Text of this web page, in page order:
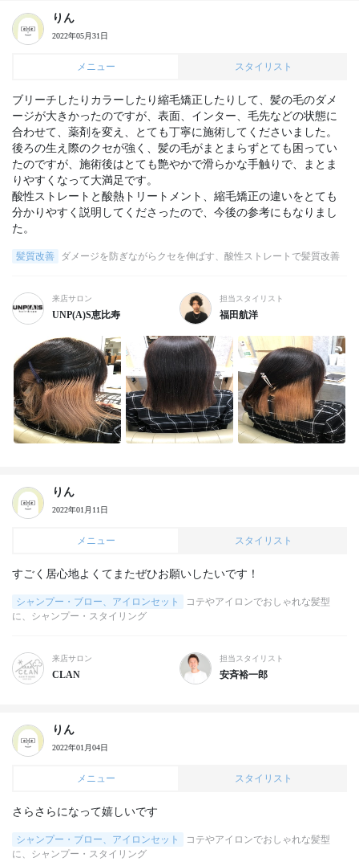
りん
2022年05月31日
メニュー スタイリスト
ブリーチしたりカラーしたり縮毛矯正したりして、髪の毛のダメ
ージが大きかったのですが、表面、インター、毛先などの状態に
合わせて、薬剤を変え、とても丁寧に施術してくださいました。
後ろの生え際のクセが強く、髪の毛がまとまらずとても困ってい
たのですが、施術後はとても艶やかで滑らかな手触りで、まとま
りやすくなって大満足です。
酸性ストレートと酸熱トリートメント、縮毛矯正の違いをとても
分かりやすく説明してくださったので、今後の参考にもなりまし
た。
髪質改善 ダメージを防ぎながらクセを伸ばす、酸性ストレートで髪質改善
来店サロン
UNP(A)S恵比寿
担当スタイリスト
福田航洋
りん
2022年01月11日
メニュー スタイリスト
すごく居心地よくてまたぜひお願いしたいです！
シャンプー・ブロー、アイロンセット
コテやアイロンでおしゃれな髪型
に、シャンプー・スタイリング
来店サロン
CLAN
担当スタイリスト
安斉裕一郎
りん
2022年01月04日
メニュー スタイリスト
さらさらになって嬉しいです
シャンプー・ブロー、アイロンセット
コテやアイロンでおしゃれな髪型
に、シャンプー・スタイリング